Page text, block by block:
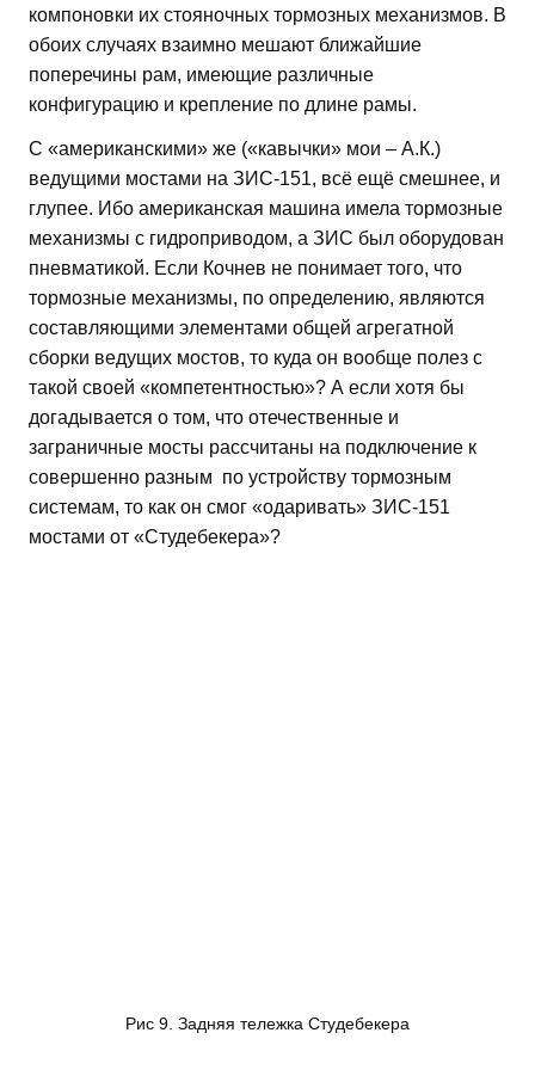
компоновки их стояночных тормозных механизмов. В
обоих случаях взаимно мешают ближайшие
поперечины рам, имеющие различные
конфигурацию и крепление по длине рамы.
С «американскими» же («кавычки» мои – А.К.)
ведущими мостами на ЗИС-151, всё ещё смешнее, и
глупее. Ибо американская машина имела тормозные
механизмы с гидроприводом, а ЗИС был оборудован
пневматикой. Если Кочнев не понимает того, что
тормозные механизмы, по определению, являются
составляющими элементами общей агрегатной
сборки ведущих мостов, то куда он вообще полез с
такой своей «компетентностью»? А если хотя бы
догадывается о том, что отечественные и
заграничные мосты рассчитаны на подключение к
совершенно разным по устройству тормозным
системам, то как он смог «одаривать» ЗИС-151
мостами от «Студебекера»?
Рис 9. Задняя тележка Студебекера